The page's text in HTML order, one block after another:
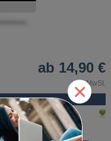
ab 14,90 €
inkl. MwSt.
×